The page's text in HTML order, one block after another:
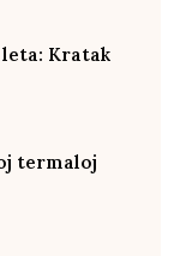
Kratak
termaloj